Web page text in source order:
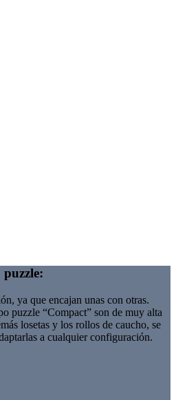
puzzle:
ya que encajan unas con otras.
puzzle “Compact” son de muy alta
losetas y los rollos de caucho, se
a cualquier configuración.